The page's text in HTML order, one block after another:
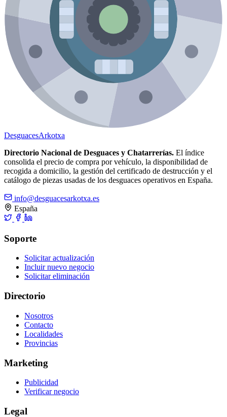
DesguacesArkotxa
Directorio Nacional de Desguaces y Chatarrerías. El índice
consolida el precio de compra por vehículo, la disponibilidad de
recogida a domicilio, la gestión del certificado de destrucción y el
catálogo de piezas usadas de los desguaces operativos en España.
info@desguacesarkotxa.es
España
Soporte
Solicitar actualización
Incluir nuevo negocio
Solicitar eliminación
Directorio
Nosotros
Contacto
Localidades
Provincias
Marketing
Publicidad
Verificar negocio
Legal